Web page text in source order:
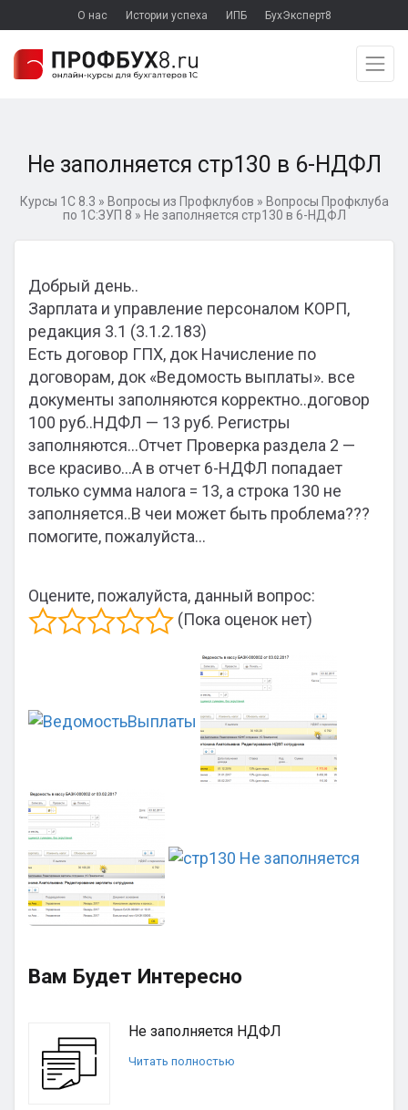
О нас Истории успеха ИПБ БухЭксперт8
Не заполняется стр130 в 6-НДФЛ
Курсы 1С 8.3 » Вопросы из Профклубов » Вопросы Профклуба
по 1С:ЗУП 8 » Не заполняется стр130 в 6-НДФЛ
Добрый день..
Зарплата и управление персоналом КОРП,
редакция 3.1 (3.1.2.183)
Есть договор ГПХ, док Начисление по
договорам, док «Ведомость выплаты». все
документы заполняются корректно..договор
100 руб..НДФЛ — 13 руб. Регистры
заполняются…Отчет Проверка раздела 2 —
все красиво…А в отчет 6-НДФЛ попадает
только сумма налога = 13, а строка 130 не
заполняется..В чеи может быть проблема???
помогите, пожалуйста…
Оцените, пожалуйста, данный вопрос:
(Пока оценок нет)
Вам Будет Интересно
Не заполняется НДФЛ
Читать полностью